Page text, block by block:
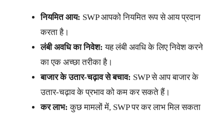
नियमित आय: SWP आपको नियमित रूप से आय प्रदान
करता है।
लंबी अवधि का निवेश: यह लंबी अवधि के लिए निवेश करने
का एक अच्छा तरीका है।
बाजार के उतार-चढ़ाव से बचाव: SWP से आप बाजार के
उतार-चढ़ाव के प्रभाव को कम कर सकते हैं।
कर लाभ: कुछ मामलों में, SWP पर कर लाभ मिल सकता